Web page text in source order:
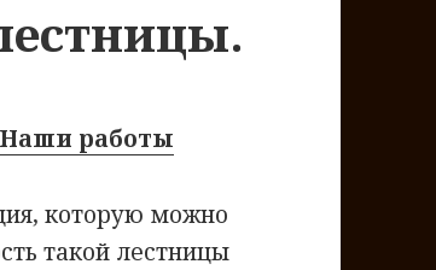
Наши работы
которую можно
такой лестницы